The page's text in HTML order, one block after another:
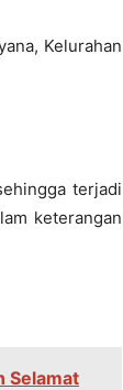
Kelurahan
terjadi
keterangan
Selamat